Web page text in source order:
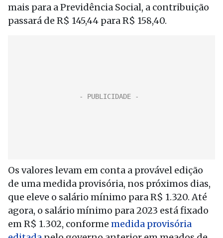
mais para a Previdência Social, a contribuição
passará de R$ 145,44 para R$ 158,40.
Os valores levam em conta a provável edição
de uma medida provisória, nos próximos dias,
que eleve o salário mínimo para R$ 1.320. Até
agora, o salário mínimo para 2023 está fixado
em R$ 1.302, conforme medida provisória